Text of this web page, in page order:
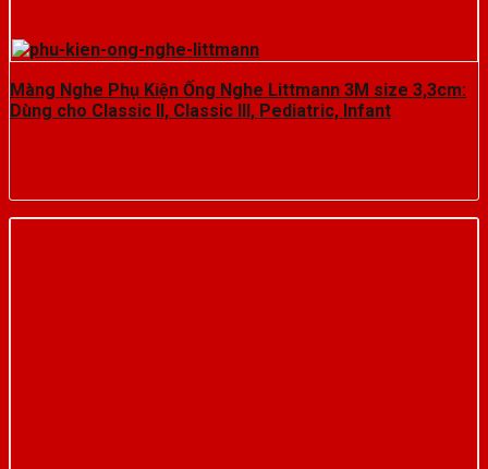
Màng Nghe Phụ Kiện Ống Nghe Littmann 3M size 3,3cm:
Dùng cho Classic II, Classic III, Pediatric, Infant